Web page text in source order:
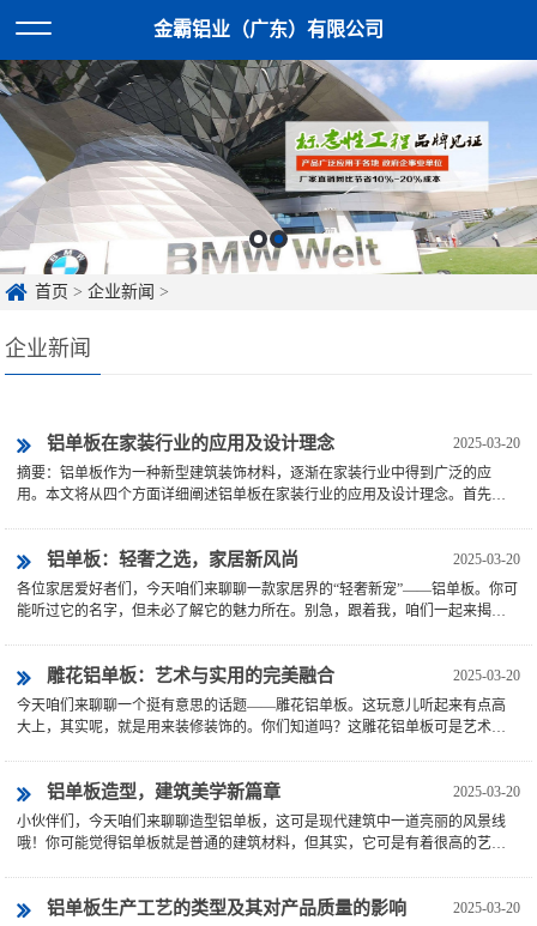
金霸铝业（广东）有限公司
首页 >企业新闻 >
企业新闻
2025-03-20
铝单板在家装行业的应用及设计理念
摘要：铝单板作为一种新型建筑装饰材料，逐渐在家装行业中得到广泛的应
用。本文将从四个方面详细阐述铝单板在家装行业的应用及设计理念。首先介
2025-03-20
铝单板：轻奢之选，家居新风尚
各位家居爱好者们，今天咱们来聊聊一款家居界的“轻奢新宠”——铝单板。你可
能听过它的名字，但未必了解它的魅力所在。别急，跟着我，咱们一起来揭秘
2025-03-20
雕花铝单板：艺术与实用的完美融合
今天咱们来聊聊一个挺有意思的话题——雕花铝单板。这玩意儿听起来有点高
大上，其实呢，就是用来装修装饰的。你们知道吗？这雕花铝单板可是艺术与
2025-03-20
铝单板造型，建筑美学新篇章
小伙伴们，今天咱们来聊聊造型铝单板，这可是现代建筑中一道亮丽的风景线
哦！你可能觉得铝单板就是普通的建筑材料，但其实，它可是有着很高的艺术
2025-03-20
铝单板生产工艺的类型及其对产品质量的影响